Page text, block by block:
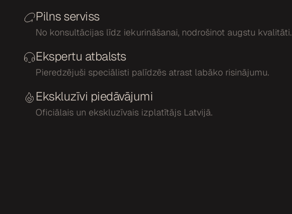
Pilns serviss
No konsultācijas līdz iekurināšanai, nodrošinot augstu kvalitāti.
Ekspertu atbalsts
Pieredzējuši speciālisti palīdzēs atrast labāko risinājumu.
Ekskluzīvi piedāvājumi
Oficiālais un ekskluzīvais izplatītājs Latvijā.